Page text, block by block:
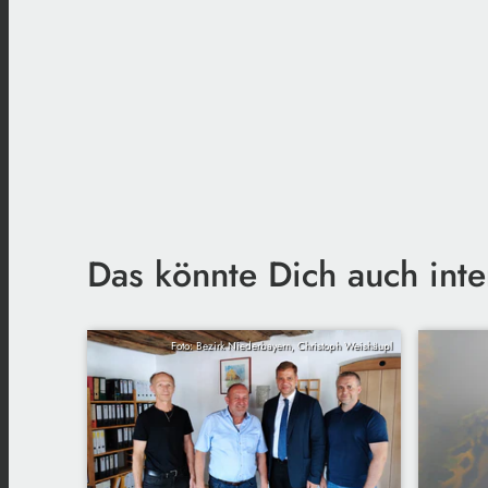
Das könnte Dich auch
Foto: Bezirk Niederbayern, Christoph Weishäupl